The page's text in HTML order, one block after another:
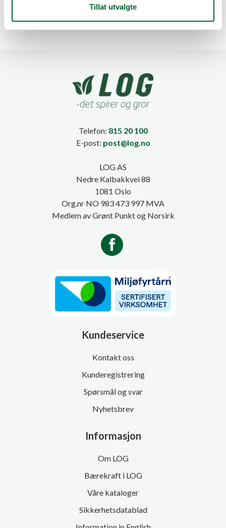
Tillat utvalgte
Telefon: 815 20 100
E-post: post@log.no
LOG AS
Nedre Kalbakkvei 88
1081 Oslo
Org.nr NO 983 473 997 MVA
Medlem av Grønt Punkt og Norsirk
Kundeservice
Kontakt oss
Kunderegistrering
Spørsmål og svar
Nyhetsbrev
Informasjon
Om LOG
Bærekraft i LOG
Våre kataloger
Sikkerhetsdatablad